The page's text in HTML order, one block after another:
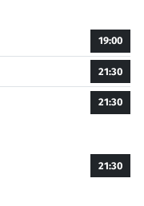
19:00
21:30
21:30
21:30